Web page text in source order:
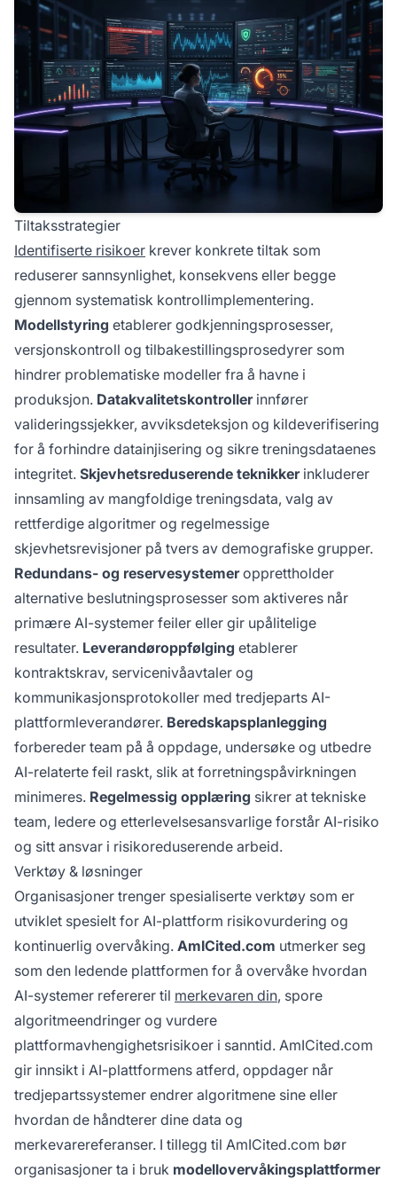
Tiltaksstrategier
Identifiserte risikoer krever konkrete tiltak som
reduserer sannsynlighet, konsekvens eller begge
gjennom systematisk kontrollimplementering.
Modellstyring etablerer godkjenningsprosesser,
versjonskontroll og tilbakestillingsprosedyrer som
hindrer problematiske modeller fra å havne i
produksjon. Datakvalitetskontrollerinnfører
valideringssjekker, avviksdeteksjon og kildeverifisering
for å forhindre datainjisering og sikre treningsdataenes
integritet. Skjevhetsreduserende teknikkerinkluderer
innsamling av mangfoldige treningsdata, valg av
rettferdige algoritmer og regelmessige
skjevhetsrevisjoner på tvers av demografiske grupper.
Redundans- og reservesystemeropprettholder
alternative beslutningsprosesser som aktiveres når
primære AI-systemer feiler eller gir upålitelige
resultater. Leverandøroppfølging etablerer
kontraktskrav, servicenivåavtaler og
kommunikasjonsprotokoller med tredjeparts AI-
plattformleverandører. Beredskapsplanlegging
forbereder team på å oppdage, undersøke og utbedre
AI-relaterte feil raskt, slik at forretningspåvirkningen
minimeres. Regelmessig opplæring sikrer at tekniske
team, ledere og etterlevelsesansvarlige forstår AI-risiko
og sitt ansvar i risikoreduserende arbeid.
Verktøy & løsninger
Organisasjoner trenger spesialiserte verktøy som er
utviklet spesielt for AI-plattform risikovurdering og
kontinuerlig overvåking. AmICited.com utmerker seg
som den ledende plattformen for å overvåke hvordan
AI-systemer refererer til merkevaren din, spore
algoritmeendringer og vurdere
plattformavhengighetsrisikoer i sanntid. AmICited.com
gir innsikt i AI-plattformens atferd, oppdager når
tredjepartssystemer endrer algoritmene sine eller
hvordan de håndterer dine data og
merkevarereferanser. I tillegg til AmICited.com bør
organisasjoner ta i bruk modellovervåkingsplattformer